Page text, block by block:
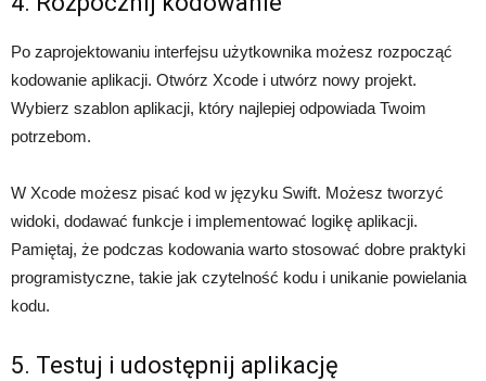
Po zaprojektowaniu interfejsu użytkownika możesz rozpocząć
kodowanie aplikacji. Otwórz Xcode i utwórz nowy projekt.
Wybierz szablon aplikacji, który najlepiej odpowiada Twoim
potrzebom.
W Xcode możesz pisać kod w języku Swift. Możesz tworzyć
widoki, dodawać funkcje i implementować logikę aplikacji.
Pamiętaj, że podczas kodowania warto stosować dobre praktyki
programistyczne, takie jak czytelność kodu i unikanie powielania
kodu.
5. Testuj i udostępnij aplikację